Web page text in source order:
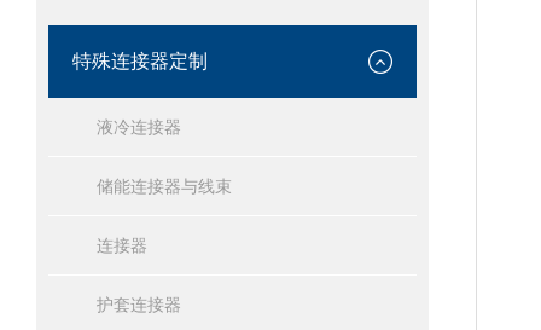
特殊连接器定制
液冷连接器
储能连接器与线束
连接器
护套连接器